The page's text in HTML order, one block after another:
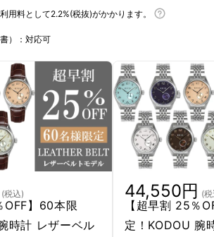
ニス）
がら洗練された京都のモノづく
し、質の高い製品を生み出すとい
と、幅広い年代の方に末永くご
流行に左右されない製品作りを
な腕時計を自社で企画・生産・
を管理し、中間マージンの削減
価格で提供します。
用料として2.2%(税抜)がかかります。
）：対応可
(税込)
OFF】60本限
時計 レザーベル
44,550円 (
【超早割 25％
定！KODOU 腕